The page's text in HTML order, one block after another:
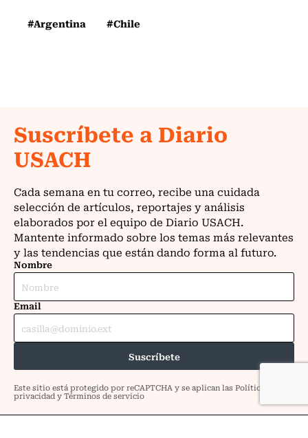
#Argentina #Chile